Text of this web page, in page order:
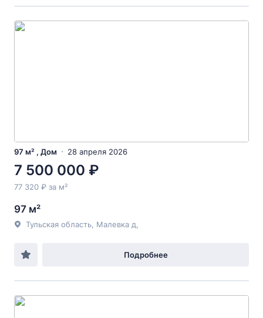
97 м² , Дом 28 апреля 2026
7 500 000 ₽
77 320 ₽ за м²
97 м²
Тульская область, Малевка д,
Подробнее